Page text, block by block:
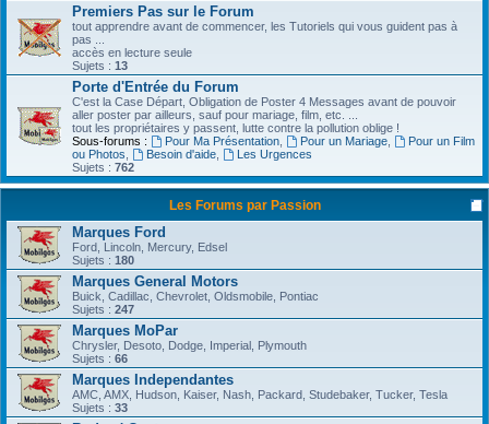
Premiers Pas sur le Forum
tout apprendre avant de commencer, les Tutoriels qui vous guident pas à
pas ...
accès en lecture seule
Sujets : 13
Porte d'Entrée du Forum
C'est la Case Départ, Obligation de Poster 4 Messages avant de pouvoir
aller poster par ailleurs, sauf pour mariage, film, etc. ...
tout les propriétaires y passent, lutte contre la pollution oblige !
Sous-forums :
Pour Ma Présentation, Pour un Mariage,
Pour un Film
ou Photos
Besoin d'aide,
Les Urgences
Sujets : 762
Les Forums par Passion
Marques Ford
Ford, Lincoln, Mercury, Edsel
Sujets : 180
Marques General Motors
Buick, Cadillac, Chevrolet, Oldsmobile, Pontiac
Sujets : 247
Marques MoPar
Chrysler, Desoto, Dodge, Imperial, Plymouth
Sujets : 66
Marques Independantes
AMC, AMX, Hudson, Kaiser, Nash, Packard, Studebaker, Tucker, Tesla
Sujets : 33